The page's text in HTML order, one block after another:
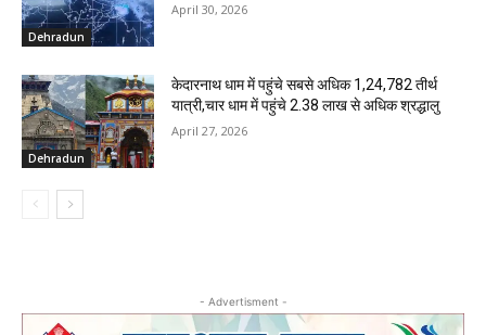
Dehradun
April 30, 2026
Dehradun
केदारनाथ धाम में पहुंचे सबसे अधिक 1,24,782 तीर्थ
यात्री,चार धाम में पहुंचे 2.38 लाख से अधिक श्रद्धालु
April 27, 2026
- Advertisment -